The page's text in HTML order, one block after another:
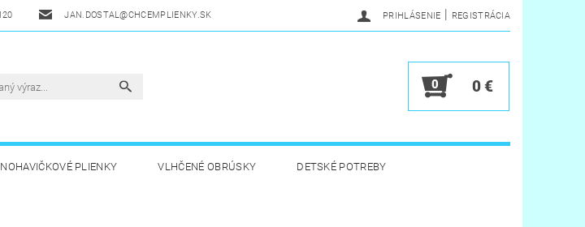
JAN.DOSTAL@CHCEMPLIENKY.SK PRIHLÁSENIE | REGISTRÁCIA
0 0 €
NOHAVIČKOVÉ PLIENKY VLHČENÉ OBRÚSKY DETSKÉ POTREBY
A ŠPORTOVÁ VÝŽIVA